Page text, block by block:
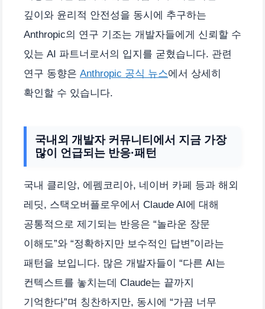
깊이와 윤리적 안전성을 동시에 추구하는
Anthropic의 연구 기조는 개발자들에게 신뢰할 수
있는 AI 파트너로서의 입지를 굳혔습니다. 관련
연구 동향은 Anthropic 공식 뉴스에서 상세히
확인할 수 있습니다.
국내외 개발자 커뮤니티에서 지금 가장
많이 언급되는 반응·패턴
국내 클리앙, 에펨코리아, 네이버 카페 등과 해외
레딧, 스택오버플로우에서 Claude AI에 대해
공통적으로 제기되는 반응은 “놀라운 장문
이해도”와 “정확하지만 보수적인 답변”이라는
패턴을 보입니다. 많은 개발자들이 “다른 AI는
컨텍스트를 놓치는데 Claude는 끝까지
기억한다”며 칭찬하지만, 동시에 “가끔 너무